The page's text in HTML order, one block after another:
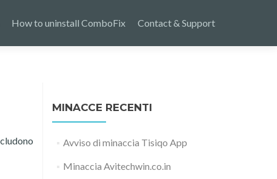
How to uninstall ComboFix Contact & Support
MINACCE RECENTI
Avviso di minaccia Tisiqo App
Minaccia Avitechwin.co.in